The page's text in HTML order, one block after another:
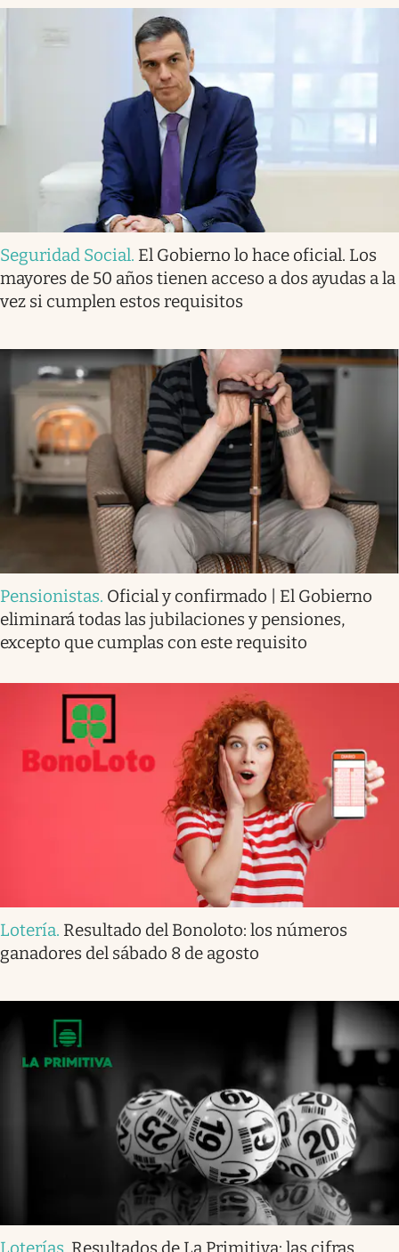
Seguridad Social. El Gobierno lo hace oficial. Los
mayores de 50 años tienen acceso a dos ayudas a la
vez si cumplen estos requisitos
Pensionistas. Oficial y confirmado | El Gobierno
eliminará todas las jubilaciones y pensiones,
excepto que cumplas con este requisito
Lotería. Resultado del Bonoloto: los números
ganadores del sábado 8 de agosto
Loterías Resultados de La Primitiva: las cifras